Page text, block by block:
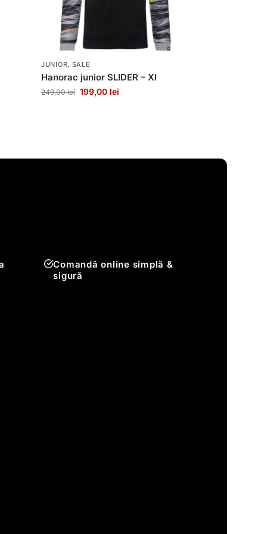
JUNIOR SALE
Hanorac junior SLIDER – XI
249,00lei 199,00 lei
Comandă online simplă &
sigură